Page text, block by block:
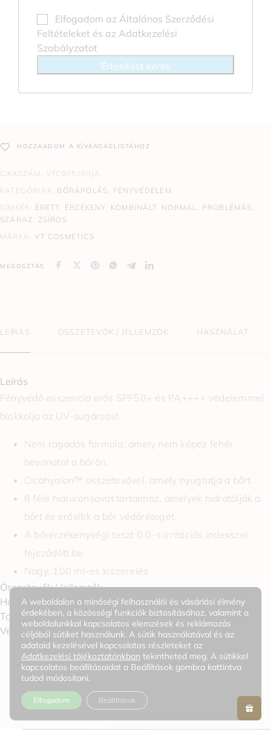
Elfogadom az Általános Szerződési
Feltételeket és az Adatkezelési
Szabályzatot
Értesítést kérek
HOZZÁADOM A KÍVÁNSÁGLISTÁHOZ
CIKKSZÁM: VTC905100JA
KATEGÓRIÁK: BŐRÁPOLÁS, FÉNYVÉDELEM
CÍMKÉK: ÉRETT, ÉRZÉKENY, KOMBINÁLT, NORMÁL, PROBLÉMÁS ,
SZÁRAZ , ZSÍROS
MÁRKA:VT COSMETICS
MEGOSZTÁS
LEÍRÁS ÖSSZETEVŐK / JELLEMZŐK HASZNÁLAT
Leírás
Fényvédő esszencia erős SPF50+ és PA++++ védelemmel
blokkolja az UV-sugárzást.
Nem ragadós formula, amely nem képez fehér
bevonatot a bőrön.
Cicahyalon™ összetevővel, amely nyugtatja a bőrt.
8 féle hialuronsavat tartalmaz, amelyek hidratálják a
bőrt és erősítik a bőr védőrétegét.
A bőrérzékenységi teszt 0,0-s irritációs indexszel
fejeződött be.
Nagy, 100 ml-es kiszerelés
Összetevők / Jellemzők
Használat
További információk
Vélemények0
KAPCSOLÓDÓ TERMÉKEK
A weboldalon a minőségi felhasználói és vásárlási élmény
érdekében, a közösségi funkciók biztosításához, valamint a
weboldalunkkal kapcsolatos elemzések és reklámozás
céljából sütiket használunk. A sütik használatával és az
adataid kezelésével kapcsolatos részleteket az
Adatkezelési tájékoztatónkban tekintheted meg. A sütikkel
kapcsolatos beállításaidat a Beállítások gombra kattintva
tudod módosítani.
Elfogadom Beállítások